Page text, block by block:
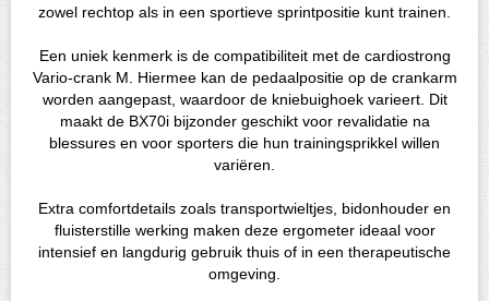
zowel rechtop als in een sportieve sprintpositie kunt trainen.
Een uniek kenmerk is de compatibiliteit met de cardiostrong
Vario-crank M. Hiermee kan de pedaalpositie op de crankarm
worden aangepast, waardoor de kniebuighoek varieert. Dit
maakt de BX70i bijzonder geschikt voor revalidatie na
blessures en voor sporters die hun trainingsprikkel willen
variëren.
Extra comfortdetails zoals transportwieltjes, bidonhouder en
fluisterstille werking maken deze ergometer ideaal voor
intensief en langdurig gebruik thuis of in een therapeutische
omgeving.